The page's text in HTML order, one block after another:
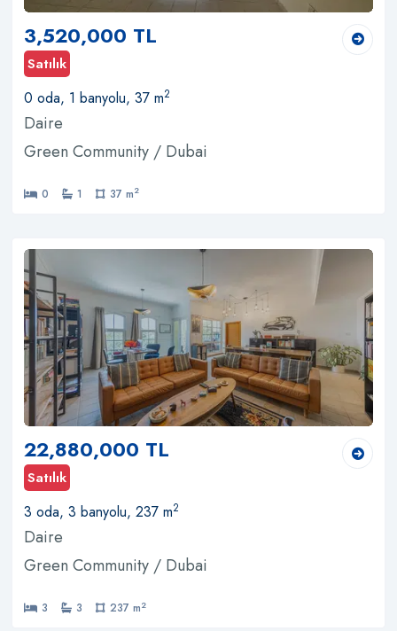
3,520,000 TL
Satılık
0 oda, 1 banyolu, 37 m2
Daire
Green Community / Dubai
0 1 37 m2
22,880,000 TL
Satılık
3 oda, 3 banyolu, 237 m2
Daire
Green Community / Dubai
3 3 237 m2